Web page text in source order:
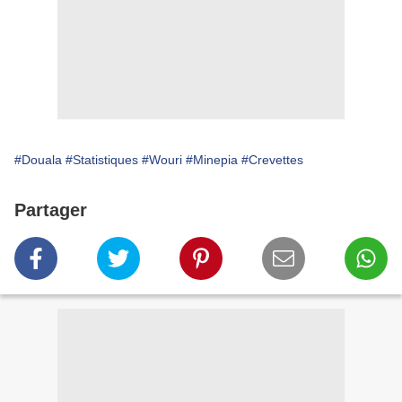
#Douala #Statistiques #Wouri #Minepia #Crevettes
Partager